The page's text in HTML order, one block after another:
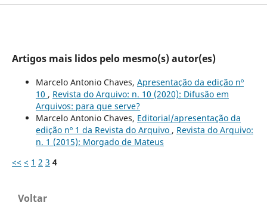
Artigos mais lidos pelo mesmo(s) autor(es)
Marcelo Antonio Chaves, Apresentação da edição nº
10 , Revista do Arquivo: n. 10 (2020): Difusão em
Arquivos: para que serve?
Marcelo Antonio Chaves, Editorial/apresentação da
edição nº 1 da Revista do Arquivo , Revista do Arquivo:
n. 1 (2015): Morgado de Mateus
<< < 1 2 3 4
Voltar